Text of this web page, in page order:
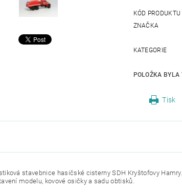
KÓD PRODUKTU
ZNAČKA
KATEGORIE
POLOŽKA BYLA
Tisk
stavebnice hasičské cisterny SDH Kryštofovy
modelu, kovové osičky a sadu obtisků.